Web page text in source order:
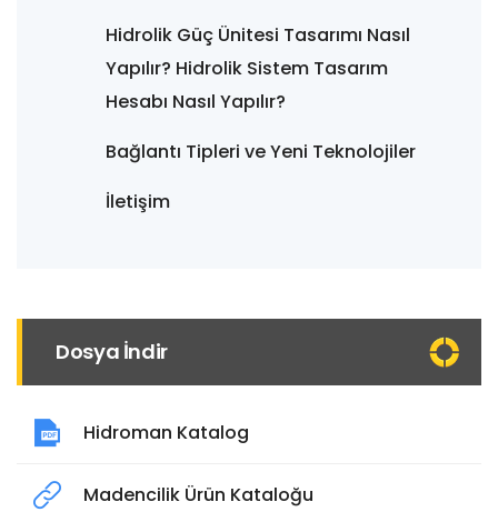
Hidrolik Güç Ünitesi Tasarımı Nasıl
Yapılır? Hidrolik Sistem Tasarım
Hesabı Nasıl Yapılır?
Bağlantı Tipleri ve Yeni Teknolojiler
İletişim
Dosya İndir
Hidroman Katalog
Madencilik Ürün Kataloğu